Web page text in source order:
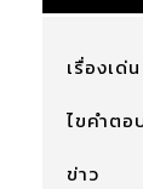
เรื่องเด่
ไขคำต
ข่าว